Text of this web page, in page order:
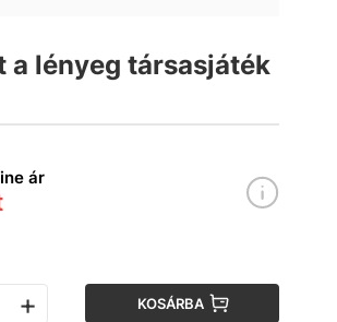
a lényeg társasjáték
ár
+ KOSÁRBA